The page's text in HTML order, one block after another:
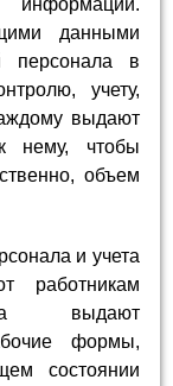
информации.
данными
персонала в
учету,
выдают
нему, чтобы
объем
и учета
работникам
выдают
формы,
состоянии